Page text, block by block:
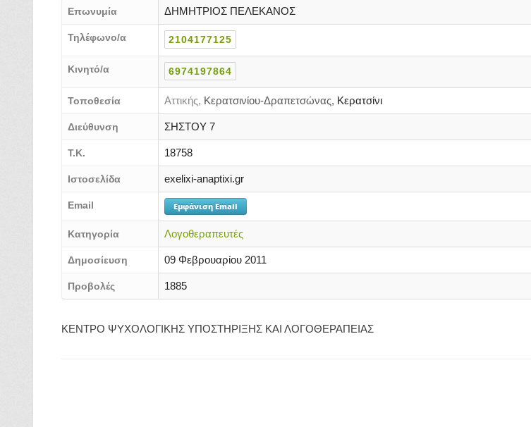
Επωνυμία ΔΗΜΗΤΡΙΟΣ ΠΕΛΕΚΑΝΟΣ
Τηλέφωνο/α 2104177125
Κινητό/α 6974197864
Τοποθεσία Αττικής, Κερατσινίου-Δραπετσώνας, Κερατσίνι
Διεύθυνση ΣΗΣΤΟΥ 7
Τ.Κ. 18758
Ιστοσελίδα exelixi-anaptixi.gr
Email Εμφάνιση Email
Κατηγορία Λογοθεραπευτές
Δημοσίευση 09 Φεβρουαρίου 2011
Προβολές 1885
ΚΕΝΤΡΟ ΨΥΧΟΛΟΓΙΚΗΣ ΥΠΟΣΤΗΡΙΞΗΣ ΚΑΙ ΛΟΓΟΘΕΡΑΠΕΙΑΣ